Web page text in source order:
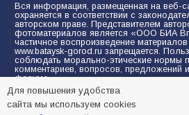
Вся информация, размещенная на веб-
охраняется в соответствии с
авторском праве. Представителем
фотоматериалов является «ООО БИА
частичное воспроизведение
www.bataysk-gorod.ru запрещается.
соблюдать морально-этические нормы
комментариев, вопросов, предложений
форуме.
Политика конфиденциальности и
Для повышения удобства
сайта мы используем cookies